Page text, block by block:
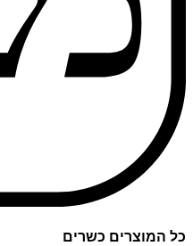
כל המוצרים כשרים